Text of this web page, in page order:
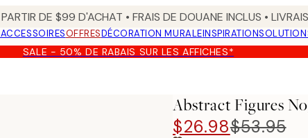
DE $99 D'ACHAT • FRAIS DE DOUANE INCLUS •
OFFRESDÉCORATION MURALEINSPIRATION
SALE - 50% DE RABAIS SUR LES AFFICHES*
Abstract Figures
$26.98$53.95